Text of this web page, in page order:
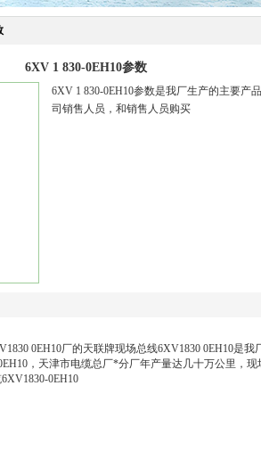
6XV 1 830-0EH10参数
6XV 1 830-0EH10参数是我厂生产的主要产
司销售人员，和销售人员购买
0EH10厂的天联牌现场总线6XV1830 0EH10是我
，天津市电缆总厂*分厂年产量达几十万公里，现
0EH10